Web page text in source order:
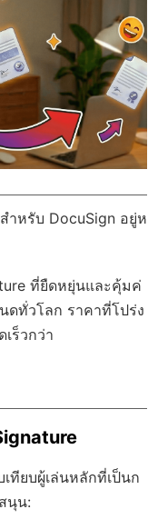
ำหรับ DocuSign อยู่ห
ที่ยืดหยุ่นและคุ้มค่
ดทั่วโลก ราคาที่โปร่ง
ร็วกว่า
ทียบผู้เล่นหลักที่เป็นก
นุน: